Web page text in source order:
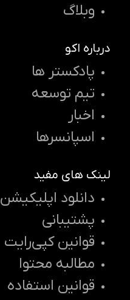
وبلاگ
درباره اکو
پادکستر ها
تیم توسعه
اخبار
اسپانسرها
لینک های مفید
دانلود اپلیکیشن
پشتیبانی
قوانین کپی‌رایت
مطالبه محتوا
قوانین استفاده